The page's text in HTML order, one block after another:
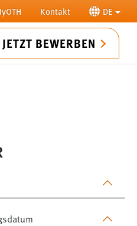
Kontakt DE
JETZT BEWERBEN